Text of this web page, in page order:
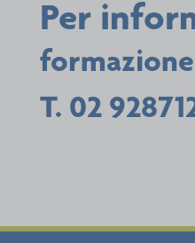
Per
T. 02